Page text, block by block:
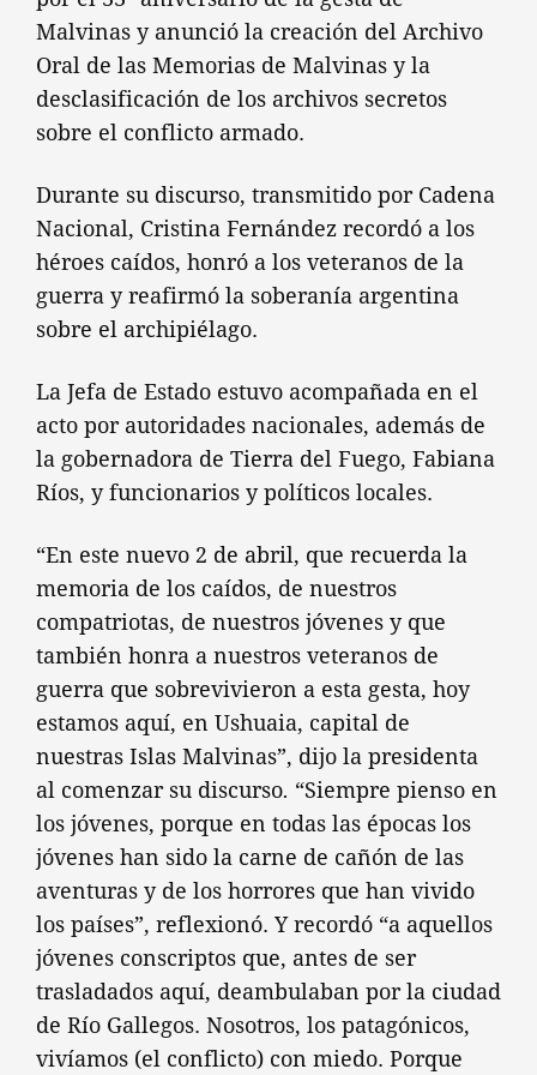
Malvinas y anunció la creación del Archivo
Oral de las Memorias de Malvinas y la
desclasificación de los archivos secretos
sobre el conflicto armado.
Durante su discurso, transmitido por Cadena
Nacional, Cristina Fernández recordó a los
héroes caídos, honró a los veteranos de la
guerra y reafirmó la soberanía argentina
sobre el archipiélago.
La Jefa de Estado estuvo acompañada en el
acto por autoridades nacionales, además de
la gobernadora de Tierra del Fuego, Fabiana
Ríos, y funcionarios y políticos locales.
“En este nuevo 2 de abril, que recuerda la
memoria de los caídos, de nuestros
compatriotas, de nuestros jóvenes y que
también honra a nuestros veteranos de
guerra que sobrevivieron a esta gesta, hoy
estamos aquí, en Ushuaia, capital de
nuestras Islas Malvinas”, dijo la presidenta
al comenzar su discurso. “Siempre pienso en
los jóvenes, porque en todas las épocas los
jóvenes han sido la carne de cañón de las
aventuras y de los horrores que han vivido
los países”, reflexionó. Y recordó “a aquellos
jóvenes conscriptos que, antes de ser
trasladados aquí, deambulaban por la ciudad
de Río Gallegos. Nosotros, los patagónicos,
vivíamos (el conflicto) con miedo. Porque